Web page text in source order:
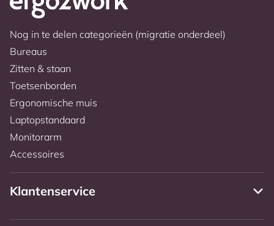
Nog in te delen categorieën (migratie onderdeel)
Bureaus
Zitten & staan
Toetsenborden
Ergonomische muis
Laptopstandaard
Monitorarm
Accessoires
Klantenservice